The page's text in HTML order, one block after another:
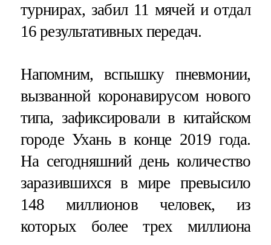
турнирах, забил 11 мячей и отдал
16 результативных передач.
Напомним, вспышку пневмонии,
вызванной коронавирусом нового
типа, зафиксировали в китайском
городе Ухань в конце 2019 года.
На сегодняшний день количество
заразившихся в мире превысило
148 миллионов человек, из
которых более трех миллиона